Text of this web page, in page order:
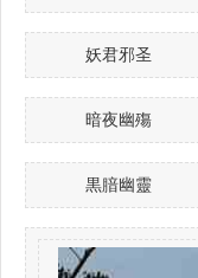
妖君邪圣
暗夜幽殤
黒腤幽靈